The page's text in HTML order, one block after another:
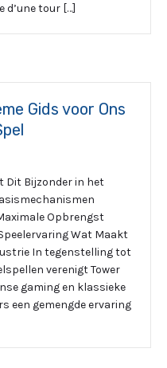
d’une tour […]
Gids voor Ons
Dit Bijzonder in het
Opbrengst
Wat Maakt
In tegenstelling tot
verenigt Tower
gaming en klassieke
een gemengde ervaring